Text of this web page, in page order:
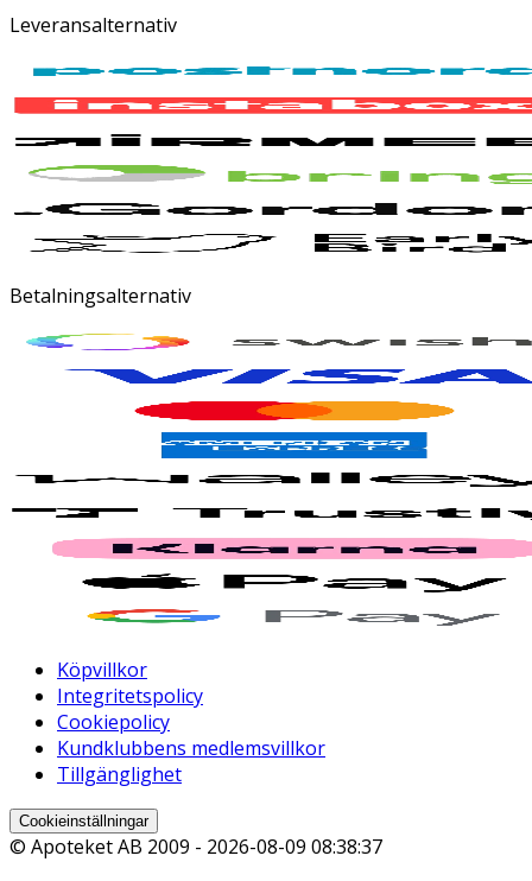
Leveransalternativ
Betalningsalternativ
Köpvillkor
Integritetspolicy
Cookiepolicy
Kundklubbens medlemsvillkor
Tillgänglighet
Cookieinställningar
© Apoteket AB 2009 - 2026-08-09 08:38:37